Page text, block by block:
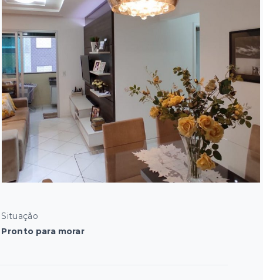
Situação
Pronto para morar